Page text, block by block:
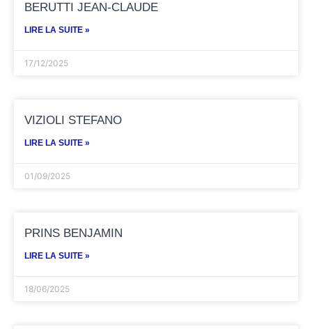
BERUTTI JEAN-CLAUDE
LIRE LA SUITE »
17/12/2025
VIZIOLI STEFANO
LIRE LA SUITE »
01/09/2025
PRINS BENJAMIN
LIRE LA SUITE »
18/06/2025